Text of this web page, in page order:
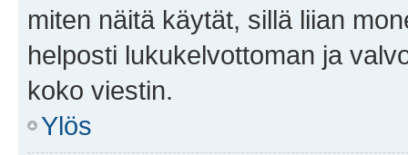
miten näitä käytät, sillä liian
helposti lukukelvottoman ja
koko viestin.
Ylös